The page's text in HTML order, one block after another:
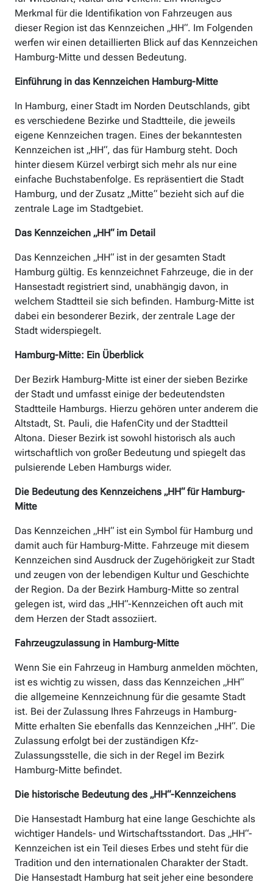
Merkmal für die Identifikation von Fahrzeugen aus
dieser Region ist das Kennzeichen „HH“. Im Folgenden
werfen wir einen detaillierten Blick auf das Kennzeichen
Hamburg-Mitte und dessen Bedeutung.
Einführung in das Kennzeichen Hamburg-Mitte
In Hamburg, einer Stadt im Norden Deutschlands, gibt
es verschiedene Bezirke und Stadtteile, die jeweils
eigene Kennzeichen tragen. Eines der bekanntesten
Kennzeichen ist „HH“, das für Hamburg steht. Doch
hinter diesem Kürzel verbirgt sich mehr als nur eine
einfache Buchstabenfolge. Es repräsentiert die Stadt
Hamburg, und der Zusatz „Mitte“ bezieht sich auf die
zentrale Lage im Stadtgebiet.
Das Kennzeichen „HH“ im Detail
Das Kennzeichen „HH“ ist in der gesamten Stadt
Hamburg gültig. Es kennzeichnet Fahrzeuge, die in der
Hansestadt registriert sind, unabhängig davon, in
welchem Stadtteil sie sich befinden. Hamburg-Mitte ist
dabei ein besonderer Bezirk, der zentrale Lage der
Stadt widerspiegelt.
Hamburg-Mitte: Ein Überblick
Der Bezirk Hamburg-Mitte ist einer der sieben Bezirke
der Stadt und umfasst einige der bedeutendsten
Stadtteile Hamburgs. Hierzu gehören unter anderem die
Altstadt, St. Pauli, die HafenCity und der Stadtteil
Altona. Dieser Bezirk ist sowohl historisch als auch
wirtschaftlich von großer Bedeutung und spiegelt das
pulsierende Leben Hamburgs wider.
Die Bedeutung des Kennzeichens „HH“ für Hamburg-
Mitte
Das Kennzeichen „HH“ ist ein Symbol für Hamburg und
damit auch für Hamburg-Mitte. Fahrzeuge mit diesem
Kennzeichen sind Ausdruck der Zugehörigkeit zur Stadt
und zeugen von der lebendigen Kultur und Geschichte
der Region. Da der Bezirk Hamburg-Mitte so zentral
gelegen ist, wird das „HH“-Kennzeichen oft auch mit
dem Herzen der Stadt assoziiert.
Fahrzeugzulassung in Hamburg-Mitte
Wenn Sie ein Fahrzeug in Hamburg anmelden möchten,
ist es wichtig zu wissen, dass das Kennzeichen „HH“
die allgemeine Kennzeichnung für die gesamte Stadt
ist. Bei der Zulassung Ihres Fahrzeugs in Hamburg-
Mitte erhalten Sie ebenfalls das Kennzeichen „HH“. Die
Zulassung erfolgt bei der zuständigen Kfz-
Zulassungsstelle, die sich in der Regel im Bezirk
Hamburg-Mitte befindet.
Die historische Bedeutung des „HH“-Kennzeichens
Die Hansestadt Hamburg hat eine lange Geschichte als
wichtiger Handels- und Wirtschaftsstandort. Das „HH“-
Kennzeichen ist ein Teil dieses Erbes und steht für die
Tradition und den internationalen Charakter der Stadt.
Die Hansestadt Hamburg hat seit jeher eine besondere